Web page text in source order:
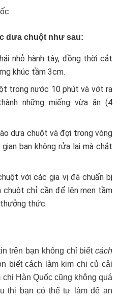
dưa chuột như sau:
nhỏ hành tây, đồng thời cắt
khúc tầm 3cm.
trong nước 10 phút và vớt ra
những miếng vừa ăn (4
dưa chuột và đợi trong vòng
bạn không rửa lại mà chắt
với các gia vị đã chuẩn bị
chuột chỉ cần để lên men tầm
thức.
trên bạn không chỉ biếtcách
biết cách làm kim chi củ cải
Hàn Quốc cũng không quá
thị bạn có thể tự làm để an